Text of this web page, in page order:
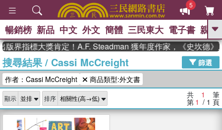
5
GO
熱搜： 東野圭吾 高希均教授回憶錄
、 The Odyssey 、 父親節 、 如果歷
史是一群喵 、
獎 臺灣漫遊錄 、 方念華 、 台灣的李
登輝時代
數學女孩：黎曼猜想 、
偉大的迷走神經
暢銷榜 新品 中文 外文 簡體 三民東大 電子書 親子
版界指標大獎肯定！A.F. Steadman 獲年度作家，《史坎德》
搜尋結果/ Cassi McCreight
篩選
作者：Cassi McCreight
商品類型:外文書
顯示 排序 共 1 筆
第 1 / 1 頁